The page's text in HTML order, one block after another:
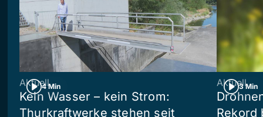
4 Min
Aktuell
Kein Wasser – kein Strom:
Thurkraftwerke stehen seit
3 Min
Aktuell
Rekord